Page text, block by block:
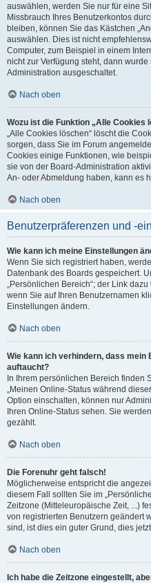
auswählen, werden Sie nur für eine
Missbrauch Ihres Benutzerkontos
bleiben, können Sie das Kästchen
auswählen. Dies ist nicht
Computer, zum Beispiel in einem
nicht zur Verfügung steht, dann
Administration ausgeschaltet.
Nach oben
Wozu ist die Funktion „Alle Cookies
„Alle Cookies löschen“ löscht die
sorgen, dass Sie im Forum
Cookies einige Funktionen, wie
sie von der Board-Administration
An- oder Abmeldung haben, kann es
Nach oben
Benutzerpräferenzen und -
Wie kann ich meine Einstellungen
Wenn Sie sich registriert haben,
Datenbank des Boards gespeichert.
„Persönlichen Bereich“; der Link
wenn Sie auf Ihren Benutzernamen
Einstellungen ändern.
Nach oben
Wie kann ich verhindern, dass mein
auftaucht?
In Ihrem persönlichen Bereich finden
„Meinen Online-Status während
Option einschalten, können nur
Ihren Online-Status sehen. Sie
gezählt.
Nach oben
Die Forenuhr geht falsch!
Möglicherweise entspricht die
diesem Fall sollten Sie im
Zeitzone (Mitteleuropäische Zeit, ...)
von registrierten Benutzern geändert
sind, ist dies ein guter Grund, dies
Nach oben
Ich habe die Zeitzone eingestellt,